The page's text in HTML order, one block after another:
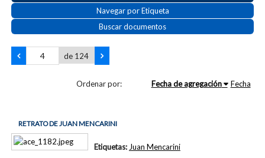
Navegar por Etiqueta
Buscar documentos
de 124
Ordenar por: Fecha de agregación Fecha
RETRATO DE JUAN MENCARINI
Etiquetas: Juan Mencarini